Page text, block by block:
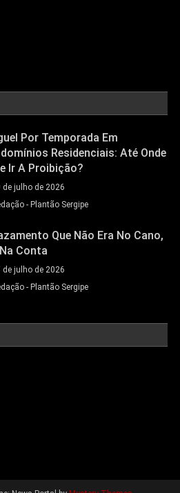
Por Temporada Em
Residenciais: Até Onde
Ir A Proibição?
de julho de 2026
- Plantão Sergipe
Que Não Era No Cano,
Conta
de julho de 2026
- Plantão Sergipe